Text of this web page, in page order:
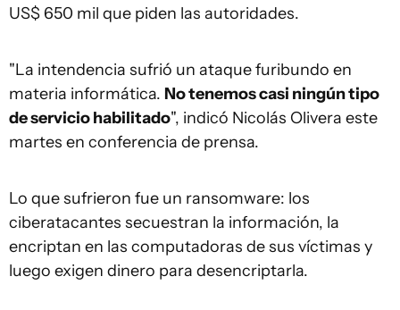
US$ 650 mil que piden las autoridades.
"La intendencia sufrió un ataque furibundo en
materia informática. No tenemos casi ningún tipo
de servicio habilitado", indicó Nicolás Olivera este
martes en conferencia de prensa.
Lo que sufrieron fue un ransomware: los
ciberatacantes secuestran la información, la
encriptan en las computadoras de sus víctimas y
luego exigen dinero para desencriptarla.